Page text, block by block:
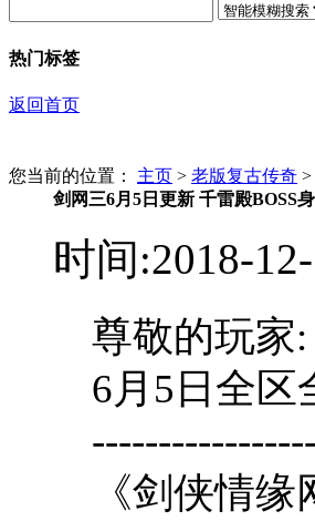
热门标签
返回首页
您当前的位置： 主页 > 老版复古传奇 >
剑网三6月5日更新 千雷殿BOSS
时间:2018-
尊敬的玩家:
6月5日全区
《剑侠情